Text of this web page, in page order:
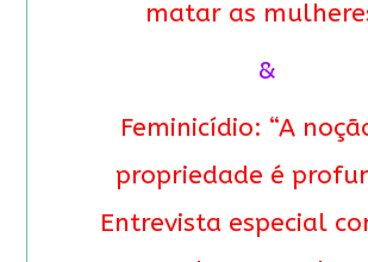
matar as
&
Feminicídio: “A
propriedade é
Entrevista especial